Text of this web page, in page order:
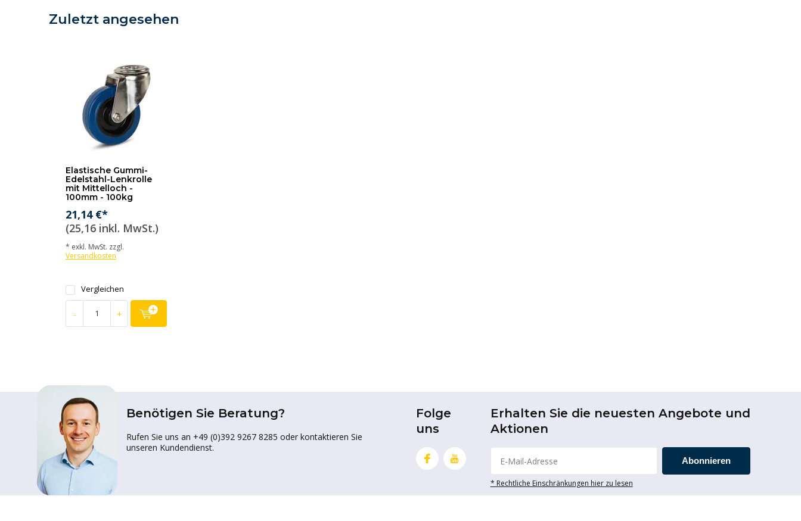
Zuletzt angesehen
Elastische Gummi-
Edelstahl-Lenkrolle
mit Mittelloch -
100mm - 100kg
21,14 €*
(25,16 inkl. MwSt.)
* exkl. MwSt. zzgl.
Versandkosten
Vergleichen
- +
Benötigen Sie Beratung?
Rufen Sie uns an +49 (0)392 9267 8285 oder kontaktieren Sie
unseren Kundendienst.
Folge
uns
Erhalten Sie die neuesten Angebote und
Aktionen
Abonnieren
* Rechtliche Einschränkungen hier zu lesen